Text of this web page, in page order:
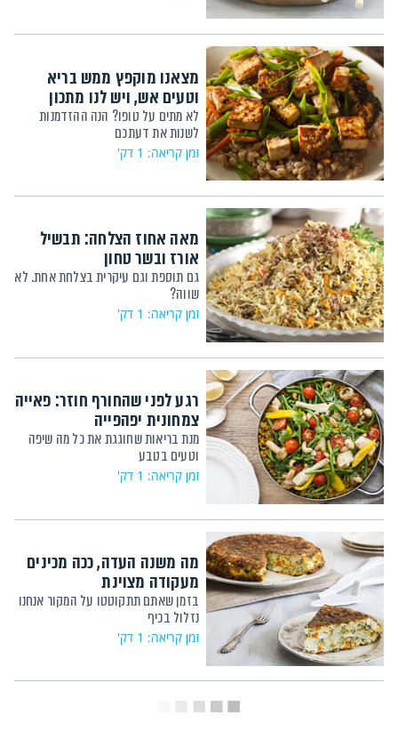
מצאנו מוקפץ ממש בריא
וטעים אש, ויש לנו מתכון
לא מתים על טופו? הנה ההזדמנות
לשנות את דעתכם
זמן קריאה: 1 דק'
מאה אחוז הצלחה: תבשיל
אורז ובשר טחון
גם תוספת וגם עיקרית בצלחת אחת. לא
שווה?
זמן קריאה: 1 דק'
רגע לפני שהחורף חוזר: פאייה
צמחונית יפהפייה
מנת בריאות שחוגגת את כל מה שיפה
וטעים בטבע
זמן קריאה: 1 דק'
מה משנה העדה, ככה מכינים
מעקודה מצוינת
בזמן שאתם תתקוטטו על המקור אנחנו
נזלול בכיף
זמן קריאה: 1 דק'